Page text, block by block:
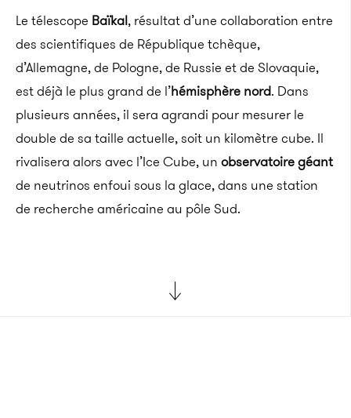
Le télescope Baïkal, résultat d’une collaboration entre
des scientifiques de République tchèque,
d’Allemagne, de Pologne, de Russie et de Slovaquie,
est déjà le plus grand de l’hémisphère nord. Dans
plusieurs années, il sera agrandi pour mesurer le
double de sa taille actuelle, soit un kilomètre cube. Il
rivalisera alors avec l’Ice Cube, un observatoire géant
de neutrinos enfoui sous la glace, dans une station
de recherche américaine au pôle Sud.